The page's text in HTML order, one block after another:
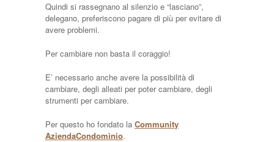
Quindi si rassegnano al silenzio e “lasciano”,
delegano, preferiscono pagare di più per evitare di
avere problemi.
Per cambiare non basta il coraggio!
E’ necessario anche avere la possibilità di
cambiare, degli alleati per poter cambiare, degli
strumenti per cambiare.
Per questo ho fondato la Community
AziendaCondomìnio.